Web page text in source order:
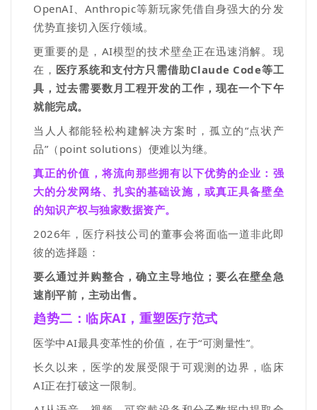
OpenAI
Anthropic等新玩家凭借自身强大的分发
优势直接切入医疗领域。
更重要的是， AI模型的技术壁垒正在迅速消解。现
在， 医疗系统和支付方只需借助Claude Code等工
具，过去需要数月工程开发的工作，现在一个下午
就能完成。
当人人都能轻松构建解决方案时，孤立的“点状产
品” （ point solutions）便难以为继。
真正的价值，将流向那些拥有以下优势的企业：强
大的分发网络、扎实的基础设施，或真正具备壁垒
的知识产权与独家数据资产。
2026年，医疗科技公司的董事会将面临一道非此即
彼的选择题：
要么通过并购整合，确立主导地位；要么在壁垒急
速削平前， 主动出售。
趋势二： 临床AI ，重塑医疗范式
医学中AI最具变革性的价值，在于“可测量性”。
长久以来，医学的发展受限于可观测的边界，临床
AI正在打破这一限制。